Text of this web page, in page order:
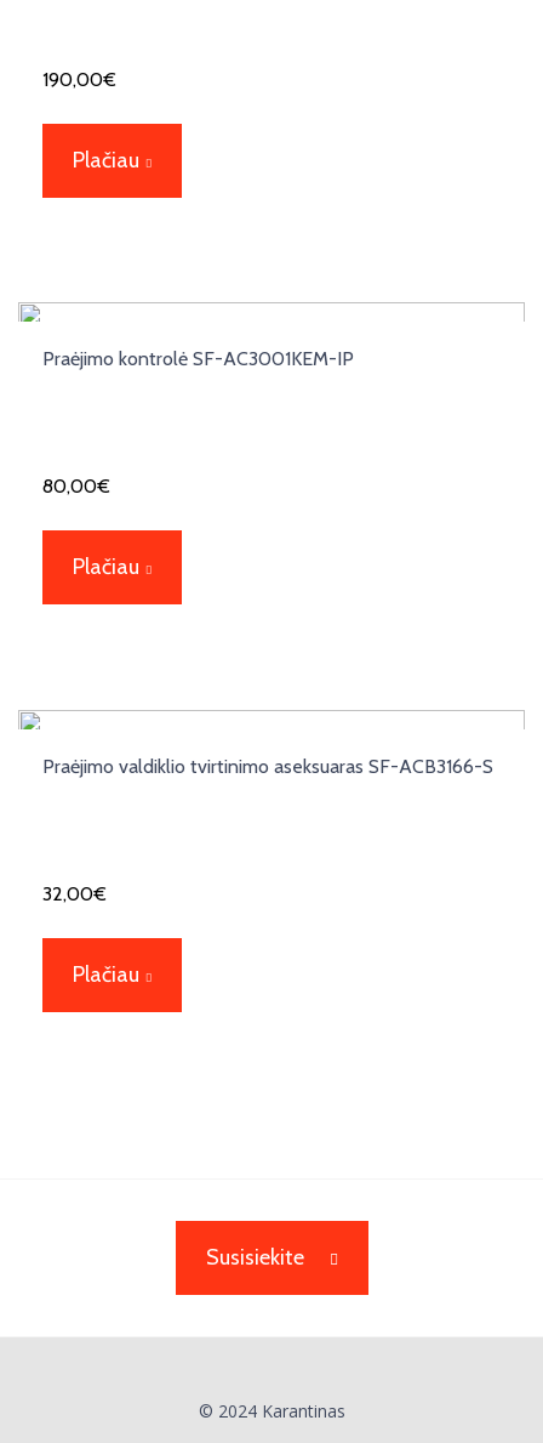
190,00€
Plačiau
Praėjimo kontrolė SF-AC3001KEM-IP
80,00€
Plačiau
Praėjimo valdiklio tvirtinimo aseksuaras SF-ACB3166-S
32,00€
Plačiau
Susisiekite
© 2024 Karantinas